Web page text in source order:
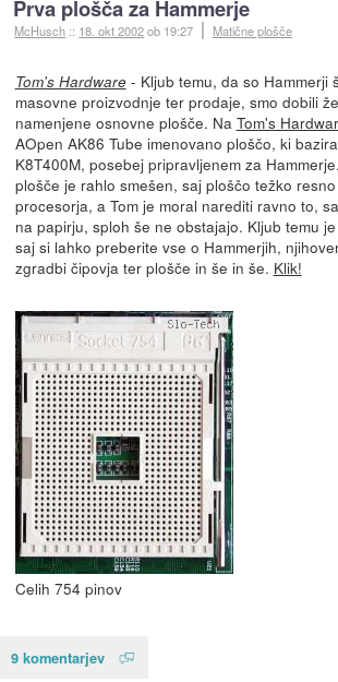
Prva plošča za Hammerje
McHusch :: 18. okt 2002ob 19:27 Matične plošče
Tom's Hardware- Kljub temu, da so Hammerji
masovne proizvodnje ter prodaje, smo dobili
namenjene osnovne plošče. Na Tom's
AOpen AK86 Tube imenovano ploščo, ki
K8T400M, posebej pripravljenem za
plošče je rahlo smešen, saj ploščo težko
procesorja, a Tom je moral narediti ravno to,
na papirju, sploh še ne obstajajo. Kljub temu
saj si lahko preberite vse o Hammerjih,
zgradbi čipovja ter plošče in še in še. Klik!
Celih 754 pinov
9 komentarjev